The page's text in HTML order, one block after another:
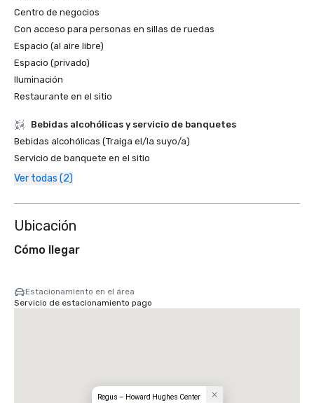
Centro de negocios
Con acceso para personas en sillas de ruedas
Espacio (al aire libre)
Espacio (privado)
Iluminación
Restaurante en el sitio
Bebidas alcohólicas y servicio de banquetes
Bebidas alcohólicas (Traiga el/la suyo/a)
Servicio de banquete en el sitio
Ver todas (2)
Ubicación
Cómo llegar
Estacionamiento en el área
Servicio de estacionamiento pago
Regus – Howard Hughes Center